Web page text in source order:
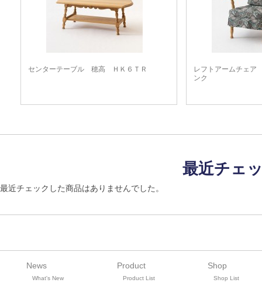
センターテーブル 穂高 ＨＫ６ＴＲ
レフトアームチェ
ンク
最近チェ
最近チェックした商品はありませんでした。
News
What's New
Product
Product List
Shop
Shop List